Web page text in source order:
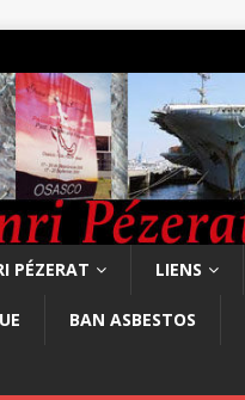
PÉZERAT LIENS
BAN ASBESTOS